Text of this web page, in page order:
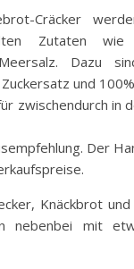
Cräcker
Zutaten wie
Dazu
und
zwischendurch in
Der
Knäckbrot
nebenbei mit